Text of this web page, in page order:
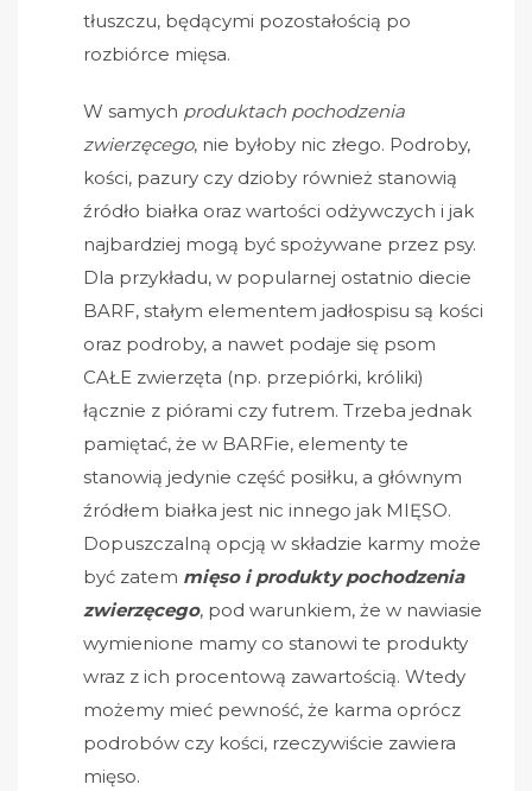
tłuszczu, będącymi pozostałością po
rozbiórce mięsa.
W samych produktach pochodzenia
zwierzęcego, nie byłoby nic złego. Podroby,
kości, pazury czy dzioby również stanowią
źródło białka oraz wartości odżywczych i jak
najbardziej mogą być spożywane przez psy.
Dla przykładu, w popularnej ostatnio diecie
BARF, stałym elementem jadłospisu są kości
oraz podroby, a nawet podaje się psom
CAŁE zwierzęta (np. przepiórki, króliki)
łącznie z piórami czy futrem. Trzeba jednak
pamiętać, że w BARFie, elementy te
stanowią jedynie część posiłku, a głównym
źródłem białka jest nic innego jak MIĘSO.
Dopuszczalną opcją w składzie karmy może
być zatem mięso i produkty pochodzenia
zwierzęcego, pod warunkiem, że w nawiasie
wymienione mamy co stanowi te produkty
wraz z ich procentową zawartością. Wtedy
możemy mieć pewność, że karma oprócz
podrobów czy kości, rzeczywiście zawiera
mięso.